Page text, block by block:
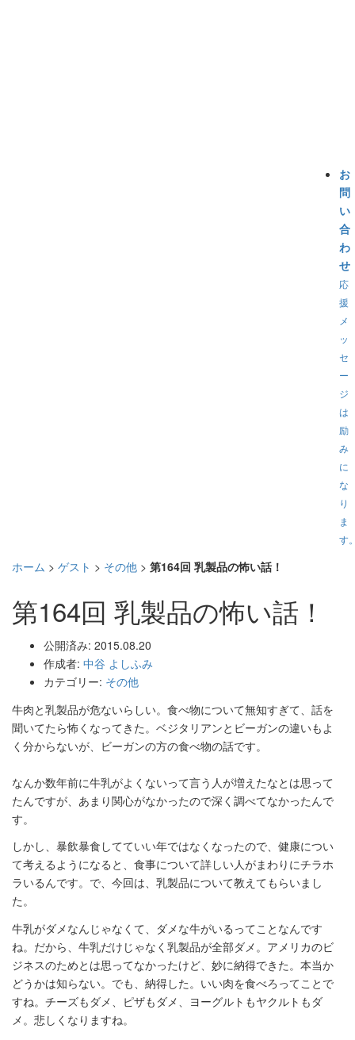
お
問
い
合
わ
せ
応
援
メ
ッ
セ
ー
ジ
は
励
み
に
な
り
ま
す
ホーム > ゲスト > その他 > 第164回 乳製品の怖い話！
第164回 乳製品の怖い話！
公開済み: 2015.08.20
作成者: 中谷 よしふみ
カテゴリー: その他
牛肉と乳製品が危ないらしい。食べ物について無知すぎて、話を
聞いてたら怖くなってきた。ベジタリアンとビーガンの違いもよ
く分からないが、ビーガンの方の食べ物の話です。
なんか数年前に牛乳がよくないって言う人が増えたなとは思って
たんですが、あまり関心がなかったので深く調べてなかったんで
す。
しかし、暴飲暴食してていい年ではなくなったので、健康につい
て考えるようになると、食事について詳しい人がまわりにチラホ
ラいるんです。で、今回は、乳製品について教えてもらいまし
た。
牛乳がダメなんじゃなくて、ダメな牛がいるってことなんです
ね。だから、牛乳だけじゃなく乳製品が全部ダメ。アメリカのビ
ジネスのためとは思ってなかったけど、妙に納得できた。本当か
どうかは知らない。でも、納得した。いい肉を食べろってことで
すね。チーズもダメ、ピザもダメ、ヨーグルトもヤクルトもダ
メ。悲しくなりますね。